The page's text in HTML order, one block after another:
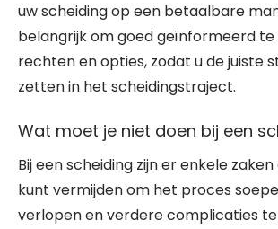
uw scheiding op een betaalbare
belangrijk om goed geïnformeerd te
rechten en opties, zodat u de juiste
zetten in het scheidingstraject.
Wat moet je niet doen bij een
Bij een scheiding zijn er enkele
kunt vermijden om het proces
verlopen en verdere complicaties